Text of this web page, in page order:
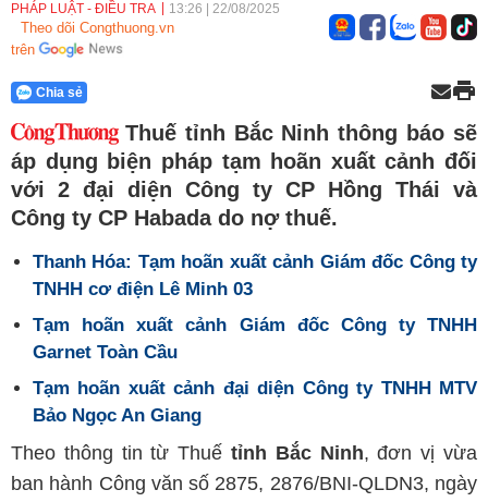
PHÁP LUẬT - ĐIỀU TRA 13:26 22/08/2025
Theo dõi Congthuong.vn
trên
Chia sẻ
Thuế tỉnh Bắc Ninh thông báo sẽ
áp dụng biện pháp tạm hoãn xuất cảnh đối
với 2 đại diện Công ty CP Hồng Thái và
Công ty CP Habada do nợ thuế.
Thanh Hóa: Tạm hoãn xuất cảnh Giám đốc Công ty
TNHH cơ điện Lê Minh 03
Tạm hoãn xuất cảnh Giám đốc Công ty TNHH
Garnet Toàn Cầu
Tạm hoãn xuất cảnh đại diện Công ty TNHH MTV
Bảo Ngọc An Giang
Theo thông tin từ Thuế tỉnh Bắc Ninh, đơn vị vừa
ban hành Công văn số 2875, 2876/BNI-QLDN3, ngày